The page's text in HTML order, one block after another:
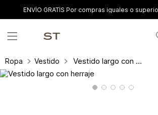
ENVÍO GRATIS Por compras iguales o
Ropa Vestidos Vestido largo con herraje